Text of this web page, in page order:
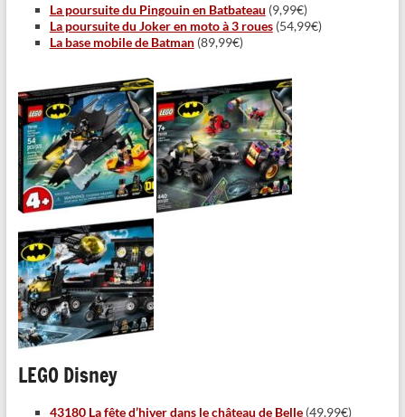
La poursuite du Pingouin en Batbateau (9,99€)
La poursuite du Joker en moto à 3 roues(54,99€)
La base mobile de Batman(89,99€)
LEGO Disney
43180 La fête d’hiver dans le château de Belle(49,99€)